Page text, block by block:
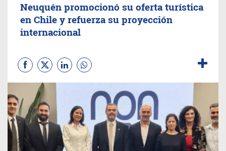
Neuquén promocionó su oferta turística
en Chile y refuerza su proyección
internacional